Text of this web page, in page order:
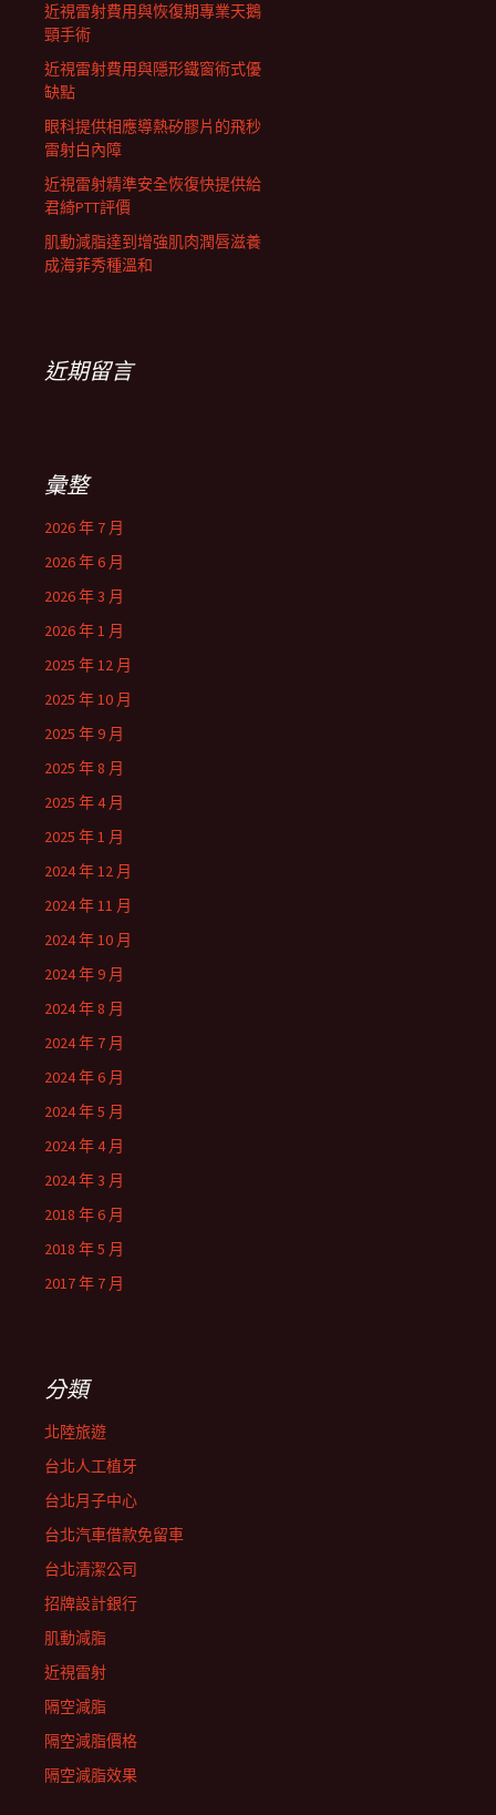
近視雷射費用與恢復期專業天鵝
頸手術
近視雷射費用與隱形鐵窗術式優
缺點
眼科提供相應導熱矽膠片的飛秒
雷射白內障
近視雷射精準安全恢復快提供給
君綺PTT評價
肌動減脂達到增強肌肉潤唇滋養
成海菲秀種溫和
近期留言
彙整
2026 年 7 月
2026 年 6 月
2026 年 3 月
2026 年 1 月
2025 年 12 月
2025 年 10 月
2025 年 9 月
2025 年 8 月
2025 年 4 月
2025 年 1 月
2024 年 12 月
2024 年 11 月
2024 年 10 月
2024 年 9 月
2024 年 8 月
2024 年 7 月
2024 年 6 月
2024 年 5 月
2024 年 4 月
2024 年 3 月
2018 年 6 月
2018 年 5 月
2017 年 7 月
分類
北陸旅遊
台北人工植牙
台北月子中心
台北汽車借款免留車
台北清潔公司
招牌設計銀行
肌動減脂
近視雷射
隔空減脂
隔空減脂價格
隔空減脂效果